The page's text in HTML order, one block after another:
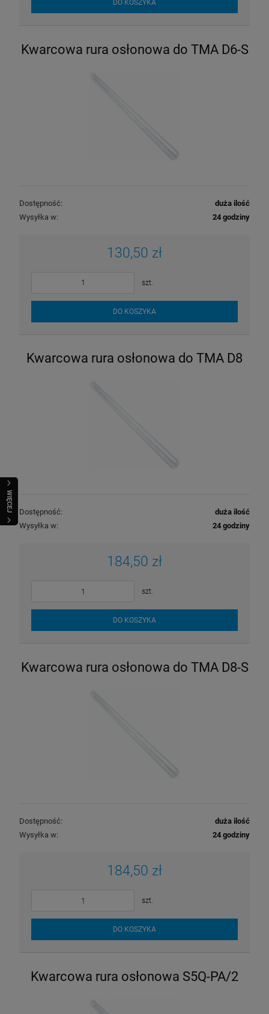
WIĘCEJ
DO KOSZYKA
Kwarcowa rura osłonowa do TMA D6-S
Dostępność:
duża ilość
Wysyłka w:
24 godziny
130,50 zł
szt.
DO KOSZYKA
Kwarcowa rura osłonowa do TMA D8
Dostępność:
duża ilość
Wysyłka w:
24 godziny
184,50 zł
szt.
DO KOSZYKA
Kwarcowa rura osłonowa do TMA D8-S
Dostępność:
duża ilość
Wysyłka w:
24 godziny
184,50 zł
szt.
DO KOSZYKA
Kwarcowa rura osłonowa S5Q-PA/2